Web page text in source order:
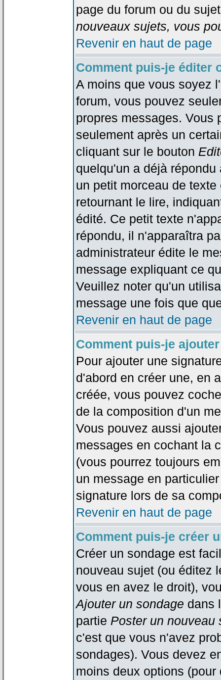
page du forum ou du
nouveaux sujets, vous
Revenir en haut de page
Comment puis-je éditer
A moins que vous soyez
forum, vous pouvez
propres messages. Vous
seulement après un
cliquant sur le bouton
quelqu'un a déjà
un petit morceau de
retournant le lire,
édité. Ce petit texte
répondu, il n'apparaîtra
administrateur édite le
message expliquant ce
Veuillez noter qu'un
message une fois que
Revenir en haut de page
Comment puis-je
Pour ajouter une
d'abord en créer une, en
créée, vous pouvez
de la composition d'un
Vous pouvez aussi
messages en cochant la
(vous pourrez toujours
un message en
signature lors de sa
Revenir en haut de page
Comment puis-je créer
Créer un sondage est
nouveau sujet (ou éditez
vous en avez le droit),
Ajouter un sondage dans
partie Poster un nouveau
c'est que vous n'avez
sondages). Vous devez
moins deux options